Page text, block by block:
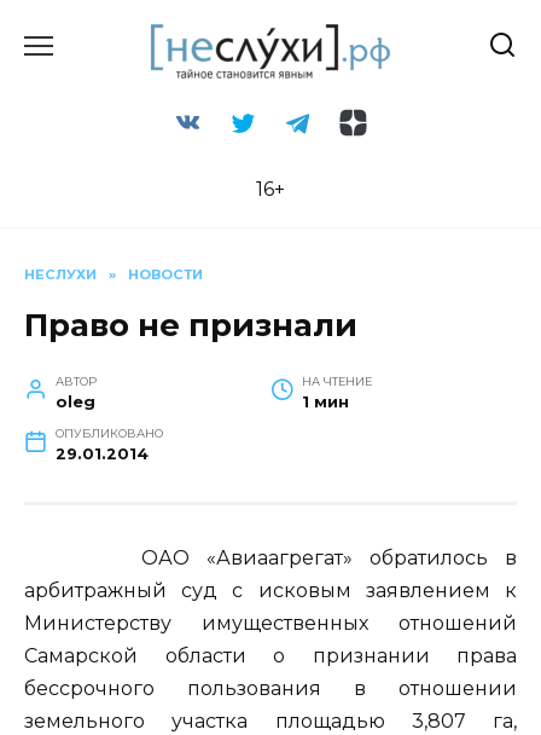
16+
НЕСЛУХИ » НОВОСТИ
Право не признали
АВТОР
oleg
НА ЧТЕНИЕ
1 мин
ОПУБЛИКОВАНО
29.01.2014
ОАО «Авиаагрегат» обратилось в
арбитражный суд с исковым заявлением к
Министерству имущественных отношений
Самарской области о признании права
бессрочного пользования в отношении
земельного участка площадью 3,807 га,